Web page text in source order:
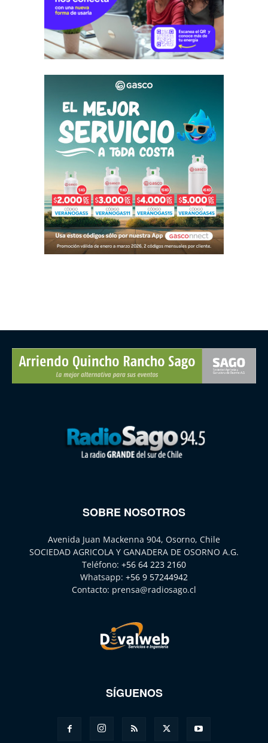
SOBRE NOSOTROS
Avenida Juan Mackenna 904, Osorno, Chile
SOCIEDAD AGRICOLA Y GANADERA DE OSORNO A.G.
Teléfono: +56 64 223 2160
Whatsapp: +56 9 57244942
Contacto: prensa@radiosago.cl
SÍGUENOS